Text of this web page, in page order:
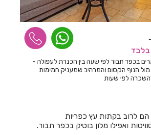
באחיהוד
באחיטוב
באילת
באלישמע
באמירים
באניעם
בלבד
בכפר תבור לפי שעה בין הכנרת לעפולה -
מול הנוף הקסום והמרהיב שמעניק חמימות
להשכרה לפי שעות
הם לרוב בקתות עץ כפריות
ואפילו מלון בוטיק בכפר תבור.